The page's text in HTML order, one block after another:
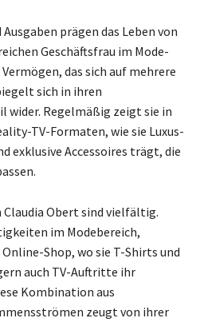
prägen das Leben von
Geschäftsfrau im Mode-
das sich auf mehrere
sich in ihren
wider. Regelmäßig zeigt sie in
TV-Formaten, wie sie Luxus-
exklusive Accessoires trägt, die
Claudia Obert sind vielfältig.
im Modebereich,
Shop, wo sie T-Shirts und
auch TV-Auftritte ihr
Kombination aus
zeugt von ihrer